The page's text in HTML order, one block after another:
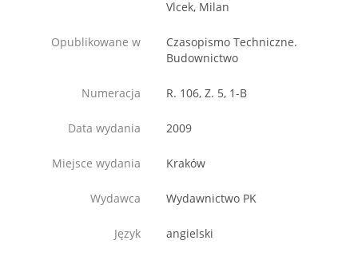
Vlcek, Milan
Opublikowane w
Czasopismo Techniczne.
Budownictwo
Numeracja R. 106, Z. 5, 1-B
Data wydania 2009
Miejsce wydania Kraków
Wydawca Wydawnictwo PK
Język angielski